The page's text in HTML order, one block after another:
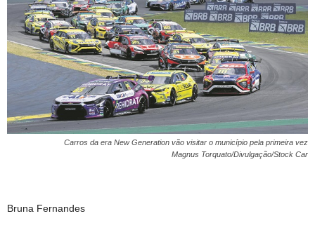
Carros da era New Generation vão visitar o município pela primeira vez
Magnus Torquato/Divulgação/Stock Car
Bruna Fernandes